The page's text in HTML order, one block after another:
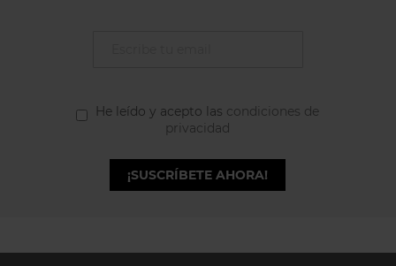
He leído y acepto las condiciones de
privacidad
¡SUSCRÍBETE AHORA!